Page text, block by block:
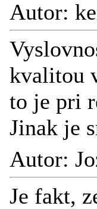
Autor:
kvalitou
to je pri
Jinak je
Autor:
Je fakt,